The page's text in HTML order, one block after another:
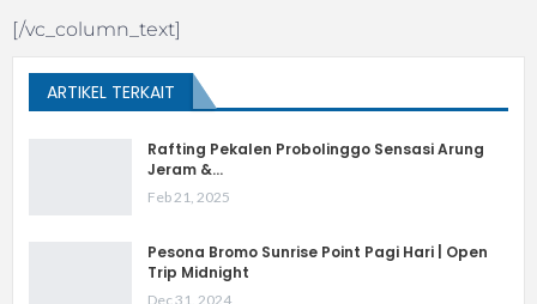
[/vc_column_text]
ARTIKEL TERKAIT
Rafting Pekalen Probolinggo Sensasi Arung
Jeram &…
Feb 21, 2025
Pesona Bromo Sunrise Point Pagi Hari | Open
Trip Midnight
Dec 31, 2024